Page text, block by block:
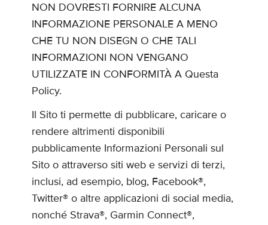
NON DOVRESTI FORNIRE ALCUNA
INFORMAZIONE PERSONALE A MENO
CHE TU NON DISEGN O CHE TALI
INFORMAZIONI NON VENGANO
UTILIZZATE IN CONFORMITÀ A Questa
Policy.
Il Sito ti permette di pubblicare, caricare o
rendere altrimenti disponibili
pubblicamente Informazioni Personali sul
Sito o attraverso siti web e servizi di terzi,
inclusi, ad esempio, blog, Facebook®,
Twitter® o altre applicazioni di social media,
nonché Strava®, Garmin Connect®,